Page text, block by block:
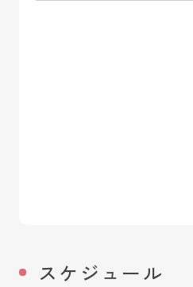
スケジュール